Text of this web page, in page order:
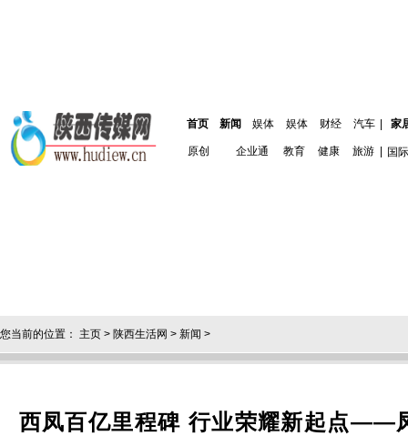
首页 新闻 娱体 娱体 财经 汽车 家
原创 企业通 教育 健康 旅游 国际
您当前的位置： 主页 > 陕西生活网 > 新闻 >
西凤百亿里程碑 行业荣耀新起点——